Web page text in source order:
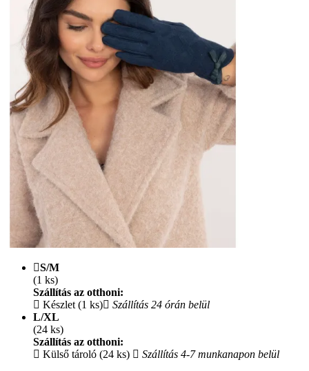
S/M
(1 ks)
Szállítás az otthoni:
Készlet (1 ks)
Szállítás 24 órán belül
L/XL
(24 ks)
Szállítás az otthoni:
Külső tároló (24 ks)
Szállítás 4-7 munkanapon belül